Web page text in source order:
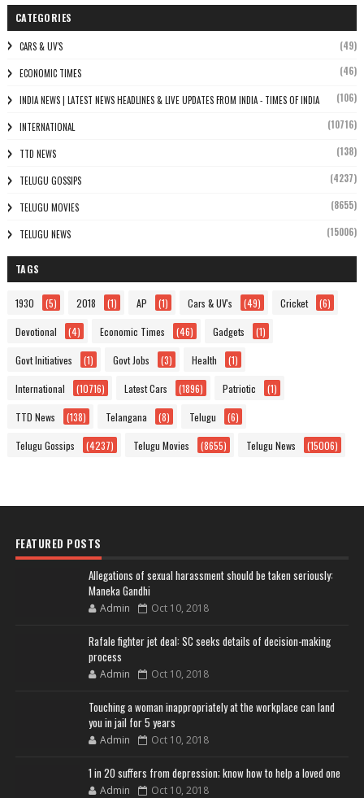
CATEGORIES
CARS & UV'S (49)
ECONOMIC TIMES (46)
INDIA NEWS | LATEST NEWS HEADLINES & LIVE UPDATES FROM INDIA - TIMES OF INDIA (106)
INTERNATIONAL (10716)
TTD NEWS (138)
TELUGU GOSSIPS (4237)
TELUGU MOVIES (8655)
TELUGU NEWS (15006)
TAGS
1930 (5) 2018 (1) AP (1) Cars & UV's (49) Cricket (6)
Devotional (4) Economic Times (46) Gadgets (1)
Govt Initiatives (1) Govt Jobs (3) Health (1)
International (10716) Latest Cars (1896) Patriotic (1)
TTD News (138) Telangana (8) Telugu (6)
Telugu Gossips (4237) Telugu Movies (8655) Telugu News (15006)
FEATURED POSTS
Allegations of sexual harassment should be taken seriously:
Maneka Gandhi
Admin Oct 10, 2018
Rafale fighter jet deal: SC seeks details of decision-making
process
Admin Oct 10, 2018
Touching a woman inappropriately at the workplace can land
you in jail for 5 years
Admin Oct 10, 2018
1 in 20 suffers from depression; know how to help a loved one
Admin Oct 10, 2018